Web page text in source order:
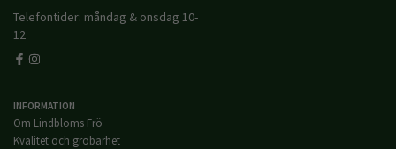
Telefontider: måndag & onsdag 10-
12
INFORMATION
Om Lindbloms Frö
Kvalitet och grobarhet